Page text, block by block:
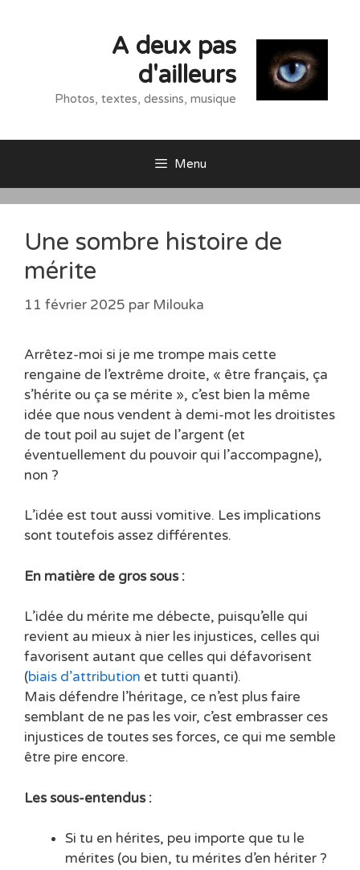
A deux pas
d'ailleurs
Photos, textes, dessins, musique
Menu
Une sombre histoire de
mérite
11 février 2025 par Milouka
Arrêtez-moi si je me trompe mais cette
rengaine de l’extrême droite, « être français, ça
s’hérite ou ça se mérite », c’est bien la même
idée que nous vendent à demi-mot les droitistes
de tout poil au sujet de l’argent (et
éventuellement du pouvoir qui l’accompagne),
non ?
L’idée est tout aussi vomitive. Les implications
sont toutefois assez différentes.
En matière de gros sous :
L’idée du mérite me débecte, puisqu’elle qui
revient au mieux à nier les injustices, celles qui
favorisent autant que celles qui défavorisent
(biais d’attribution et tutti quanti).
Mais défendre l’héritage, ce n’est plus faire
semblant de ne pas les voir, c’est embrasser ces
injustices de toutes ses forces, ce qui me semble
être pire encore.
Les sous-entendus :
Si tu en hérites, peu importe que tu le
mérites (ou bien, tu mérites d’en hériter ?